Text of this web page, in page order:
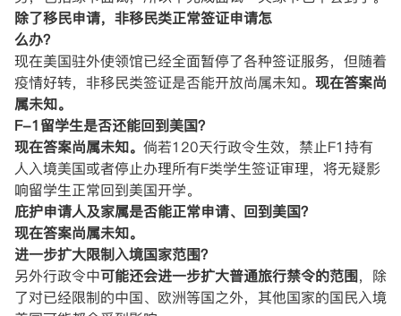
除了移民申请，非移民类正常签证申请怎
么办？
现在美国驻外使领馆已经全面暂停了各种签证服务，但随着
疫情好转，非移民类签证是否能开放尚属未知。 现在答案尚
属未知。
F-1留学生是否还能回到美国？
现在答案尚属未知。 倘若120天行政令生效，禁止F1持有
人入境美国或者停止办理所有F类学生签证审理，将无疑影
响留学生正常回到美国开学。
庇护申请人及家属是否能正常申请、回到美国？
现在答案尚属未知。
进一步扩大限制入境国家范围？
另外行政令中可能还会进一步扩大普通旅行禁令的范围，除
了对已经限制的中国、欧洲等国之外，其他国家的国民入境